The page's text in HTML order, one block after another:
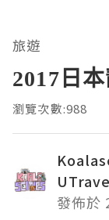
旅遊
2017日
瀏覽次數:988
發佈於